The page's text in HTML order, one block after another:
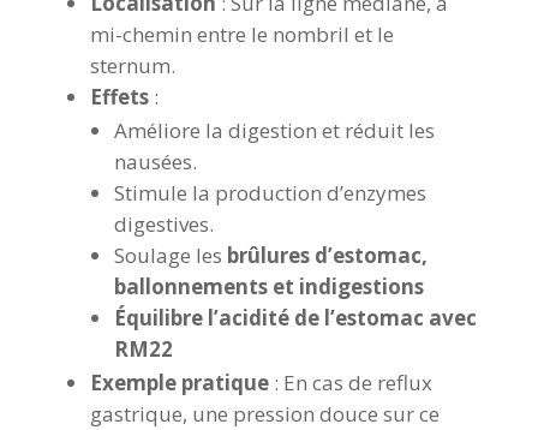
mi-chemin entre le nombril et le
sternum.
Effets:
Améliore la digestion et réduit les
nausées.
Stimule la production d’enzymes
digestives.
Soulage les brûlures d’estomac,
ballonnements et indigestions
Équilibre l’acidité de l’estomac avec
RM22
Exemple pratique: En cas de reflux
gastrique, une pression douce sur ce